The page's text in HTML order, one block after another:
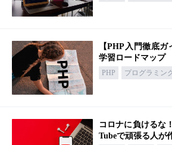
【PHP入門徹底
学習ロードマップ
PHP プログラミン
コロナに負けるな
Tubeで頑張る人が